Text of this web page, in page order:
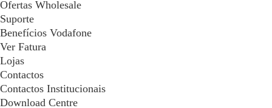
Ofertas Wholesale
Suporte
Benefícios Vodafone
Ver Fatura
Lojas
Contactos
Contactos Institucionais
Download Centre